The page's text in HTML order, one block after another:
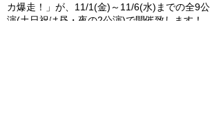
カ爆走！」が、11/1(金)～11/6(水)までの全9公
演(土日祝は昼・夜の2公演)で開催致します！